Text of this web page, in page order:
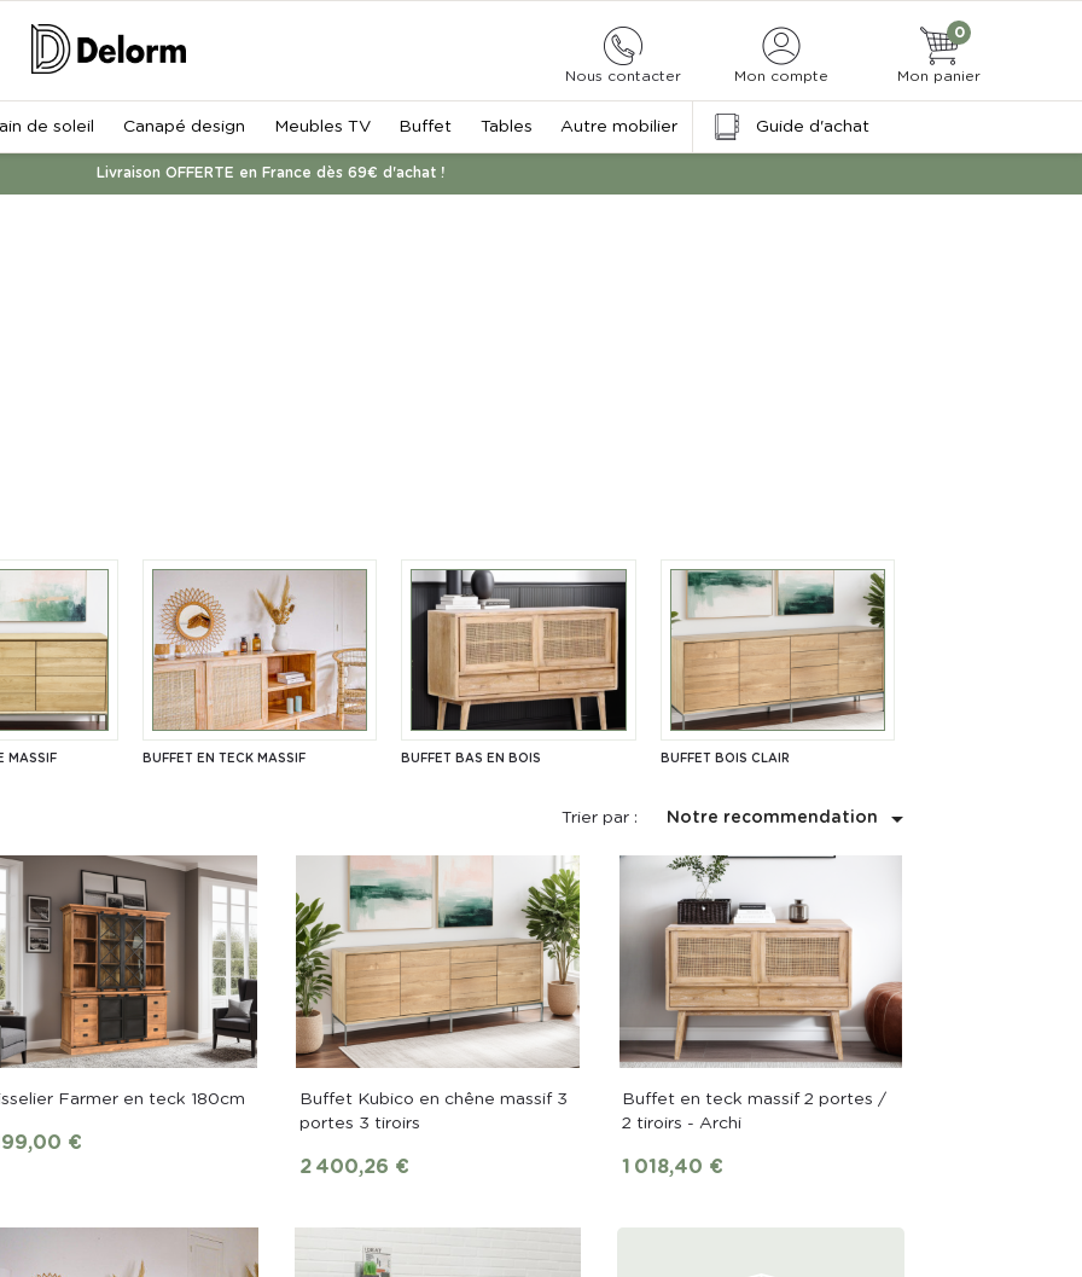
Nous contacter Mon compte Mon panier
0
de soleil Canapé design Meubles TV Buffet Tables Autre mobilier Guide d'achat
Livraison OFFERTE en France dès 69€ d'achat !
MASSIF BUFFET EN TECK MASSIF BUFFET BAS EN BOIS BUFFET BOIS CLAIR
Trier par : Notre recommendation 
Farmer en teck 180cm
€
Buffet Kubico en chêne massif 3
portes 3 tiroirs
Prix
2 400,26 €
Buffet en teck massif 2 portes /
2 tiroirs - Archi
Prix
1 018,40 €